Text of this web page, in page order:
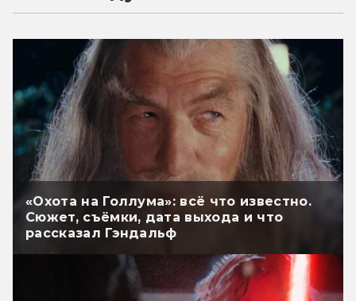
«Охота на Голлума»: всё что известно.
Сюжет, съёмки, дата выхода и что
рассказал Гэндальф